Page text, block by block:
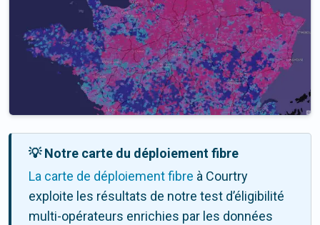
💡 Notre carte du déploiement fibre
La carte de déploiement fibre à Courtry
exploite les résultats de notre test d’éligibilité
multi-opérateurs enrichies par les données